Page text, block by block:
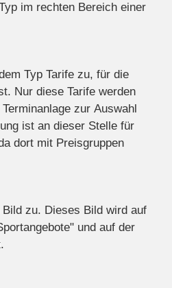
im rechten Bereich einer
Typ Tarife zu, für die
Nur diese Tarife werden
zur Auswahl
ist an dieser Stelle für
dort mit Preisgruppen
zu. Dieses Bild wird auf
und auf der